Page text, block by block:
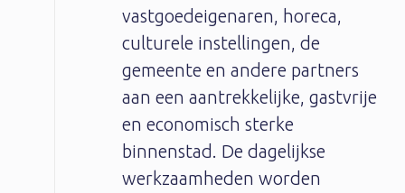
vastgoedeigenaren, horeca,
culturele instellingen, de
gemeente en andere partners
aan een aantrekkelijke, gastvrije
en economisch sterke
binnenstad. De dagelijkse
werkzaamheden worden